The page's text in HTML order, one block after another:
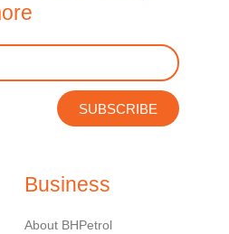
SUBSCRIBE
Business
About BHPetrol